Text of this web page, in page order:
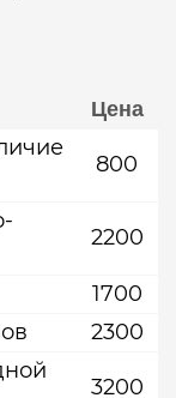
Цена
800
2200
1700
2300
3200